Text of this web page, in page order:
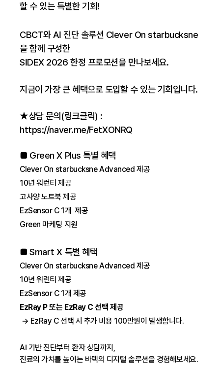
할 수 있는 특별한 기회!
CBCT와 AI 진단 솔루션 Clever On starbucksne
을 함께 구성한
SIDEX 2026 한정 프로모션을 만나보세요.
지금이 가장 큰 혜택으로 도입할 수 있는 기회입니다.
★상담 문의(링크클릭) :
https://naver.me/FetXONRQ
■ Green X Plus 특별 혜택
Clever On starbucksne Advanced 제공
10년 워런티 제공
고사양 노트북 제공
EzSensor C 1개 제공
Green 마케팅 지원
■ Smart X 특별 혜택
Clever On starbucksne Advanced 제공
10년 워런티 제공
EzSensor C 1개 제공
EzRay P 또는 EzRay C 선택 제공
→ EzRay C 선택 시 추가 비용 100만원이 발생합니다.
AI 기반 진단부터 환자 상담까지,
진료의 가치를 높이는 바텍의 디지털 솔루션을 경험해보세요.